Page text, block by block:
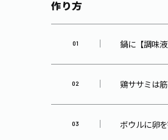
作り方
鍋に【調味
鶏ササミは
ボウルに卵